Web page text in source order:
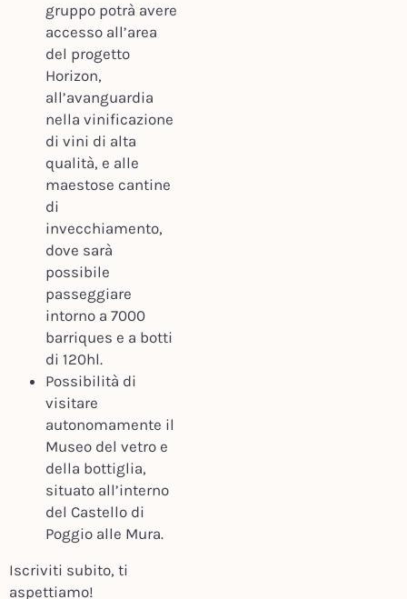
gruppo potrà avere
accesso all’area
del progetto
Horizon,
all’avanguardia
nella vinificazione
di vini di alta
qualità, e alle
maestose cantine
di
invecchiamento,
dove sarà
possibile
passeggiare
intorno a 7000
barriques e a botti
di 120hl.
Possibilità di
visitare
autonomamente il
Museo del vetro e
della bottiglia,
situato all’interno
del Castello di
Poggio alle Mura.
Iscriviti subito, ti
aspettiamo!